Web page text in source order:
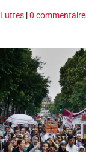
Luttes |0